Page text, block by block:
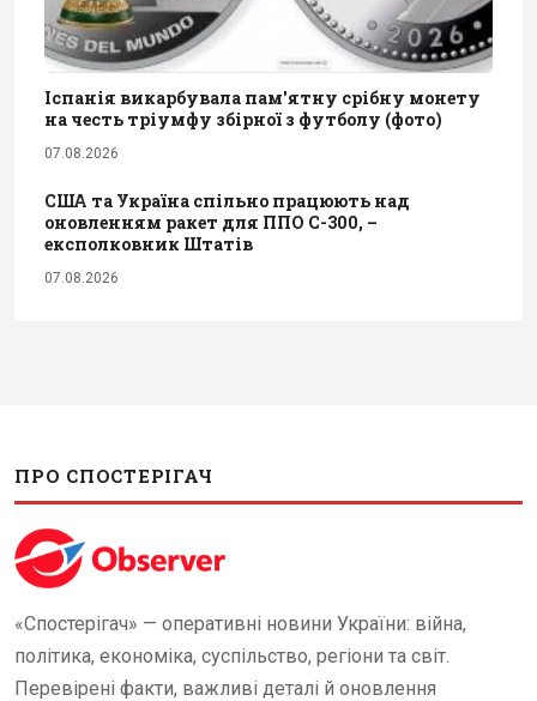
Іспанія викарбувала пам'ятну срібну монету
на честь тріумфу збірної з футболу (фото)
07.08.2026
США та Україна спільно працюють над
оновленням ракет для ППО С-300, –
експолковник Штатів
07.08.2026
ПРО СПОСТЕРІГАЧ
«Спостерігач» — оперативні новини України: війна,
політика, економіка, суспільство, регіони та світ.
Перевірені факти, важливі деталі й оновлення